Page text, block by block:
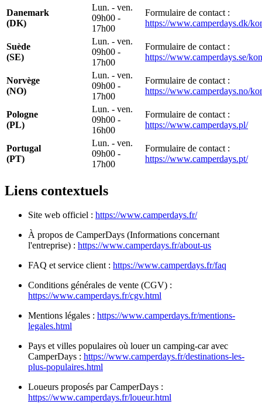
Danemark
(DK)
Lun. - ven.
09h00 -
17h00
Formulaire de contact :
https://www.camperdays.dk/
Suède
(SE)
Lun. - ven.
09h00 -
17h00
Formulaire de contact :
https://www.camperdays.se/
Norvège
(NO)
Lun. - ven.
09h00 -
17h00
Formulaire de contact :
https://www.camperdays.no/
Pologne
(PL)
Lun. - ven.
09h00 -
16h00
Formulaire de contact :
https://www.camperdays.pl/
Portugal
(PT)
Lun. - ven.
09h00 -
17h00
Formulaire de contact :
https://www.camperdays.pt/
Liens contextuels
Site web officiel : https://www.camperdays.fr/
À propos de CamperDays (Informations concernant
l'entreprise) : https://www.camperdays.fr/about-us
FAQ et service client : https://www.camperdays.fr/faq
Conditions générales de vente (CGV) :
https://www.camperdays.fr/cgv.html
Mentions légales : https://www.camperdays.fr/mentions-
legales.html
Pays et villes populaires où louer un camping-car avec
CamperDays : https://www.camperdays.fr/destinations-les-
plus-populaires.html
Loueurs proposés par CamperDays :
https://www.camperdays.fr/loueur.html